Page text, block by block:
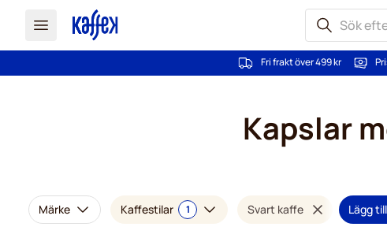
Fri frakt över 499 kr
Kapslar
Märke Kaffestilar 1 Svart kaffe Lägg